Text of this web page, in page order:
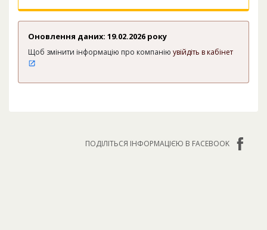
Оновлення даних: 19.02.2026 року
Щоб змінити інформацію про компанію увійдіть в кабінет
ПОДІЛІТЬСЯ ІНФОРМАЦІЄЮ В FACEBOOK